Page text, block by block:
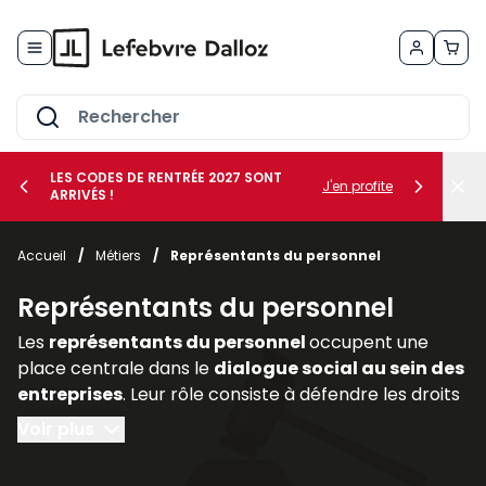
le sous-menu Vos métiers
le sous-menu Vos besoins
LES CODES DE RENTRÉE 2027 SONT
ARRIVÉS !
J'en profite
Accueil / Métiers / Représentants du personnel
Représentants du personnel
Les représentants du personneloccupent une
place centrale dans le dialogue social au sein des
entreprises. Leur rôle consiste à défendre les droits
et intérêts des salariés, à relayer leurs
préoccupations auprès de la direction et à